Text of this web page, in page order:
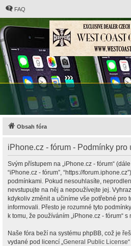
FAQ
Obsah fóra
iPhone.cz - fórum - Podmínky pro
Svým přístupem na „iPhone.cz - fórum“ (dále
“iPhone.cz - fórum”, “https://
podmínkami. Pokud nesouhlasíte,
nevstupujte na něj a nepoužívejte jej.
kdykoliv změnit a učiníme vše potřebné pro
informovali. Přesto je rozumné tyto
k tomu, že používáním „iPhone.cz - fórum“
Naše fóra beží na systému phpBB, což je
vydané pod licencí „General Public License